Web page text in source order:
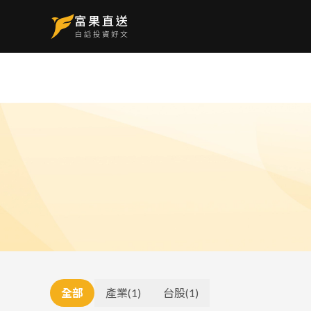
全部 產業(1) 台股(1)